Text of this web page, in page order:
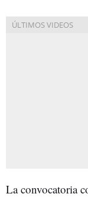
La convocatoria